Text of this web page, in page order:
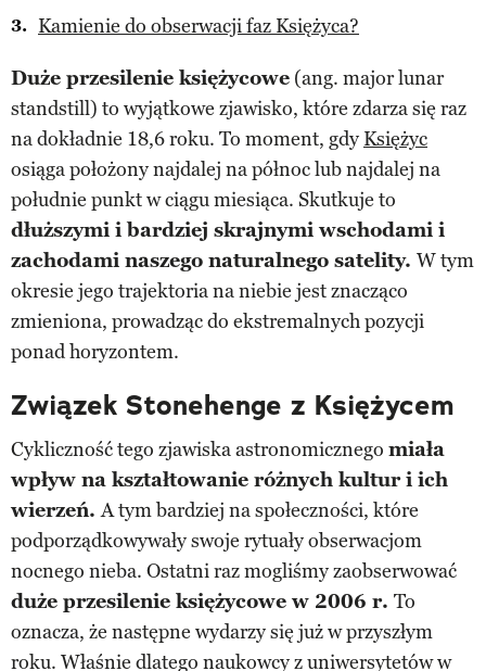
Kamienie do obserwacji faz Księżyca?
Duże przesilenie księżycowe (ang. major lunar
standstill) to wyjątkowe zjawisko, które zdarza się raz
na dokładnie 18,6 roku. To moment, gdy Księżyc
osiąga położony najdalej na północ lub najdalej na
południe punkt w ciągu miesiąca. Skutkuje to
dłuższymi i bardziej skrajnymi wschodami i
zachodami naszego naturalnego satelity. W tym
okresie jego trajektoria na niebie jest znacząco
zmieniona, prowadząc do ekstremalnych pozycji
ponad horyzontem.
Związek Stonehenge z Księżycem
Cykliczność tego zjawiska astronomicznego miała
wpływ na kształtowanie różnych kultur i ich
wierzeń.A tym bardziej na społeczności, które
podporządkowywały swoje rytuały obserwacjom
nocnego nieba. Ostatni raz mogliśmy zaobserwować
duże przesilenie księżycowe w 2006 r. To
oznacza, że następne wydarzy się już w przyszłym
roku. Właśnie dlatego naukowcy z uniwersytetów w